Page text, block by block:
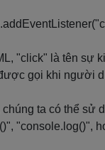
"click" là tên sự
gọi khi người
ta có thể sử
"console.log()",